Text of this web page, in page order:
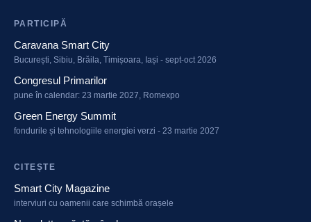
PARTICIPĂ
Caravana Smart City
București, Sibiu, Brăila, Timișoara, Iași - sept-oct 2026
Congresul Primarilor
pune în calendar: 23 martie 2027, Romexpo
Green Energy Summit
fondurile și tehnologiile energiei verzi - 23 martie 2027
CITEȘTE
Smart City Magazine
interviuri cu oamenii care schimbă orașele